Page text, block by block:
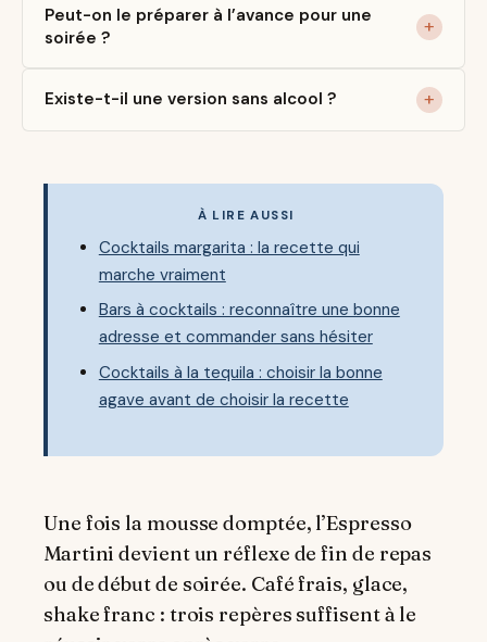
Peut-on le préparer à l’avance pour une
soirée ?
Existe-t-il une version sans alcool ?
À LIRE AUSSI
Cocktails margarita : la recette qui
marche vraiment
Bars à cocktails : reconnaître une bonne
adresse et commander sans hésiter
Cocktails à la tequila : choisir la bonne
agave avant de choisir la recette
Une fois la mousse domptée, l’Espresso
Martini devient un réflexe de fin de repas
ou de début de soirée. Café frais, glace,
shake franc : trois repères suffisent à le